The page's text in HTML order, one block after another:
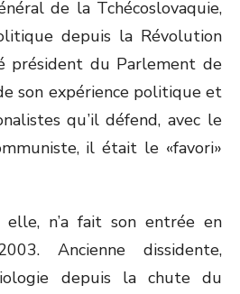
de la Tchécoslovaquie,
depuis la Révolution
président du Parlement de
son expérience politique et
qu’il défend, avec le
il était le «favori»
elle, n’a fait son entrée en
Ancienne dissidente,
depuis la chute du